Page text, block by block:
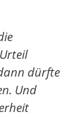
dürfte
Und